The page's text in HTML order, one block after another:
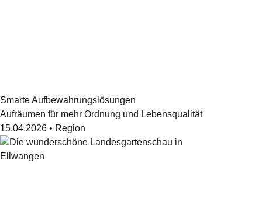
Smarte Aufbewahrungslösungen
Aufräumen für mehr Ordnung und Lebensqualität
15.04.2026 • Region